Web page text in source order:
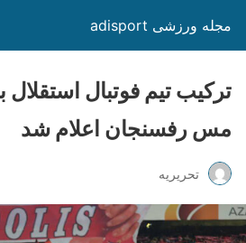
مجله ورزشی adisport
ترکیب تیم فوتبال استقلال
مس رفسنجان اعلام شد
تحریریه